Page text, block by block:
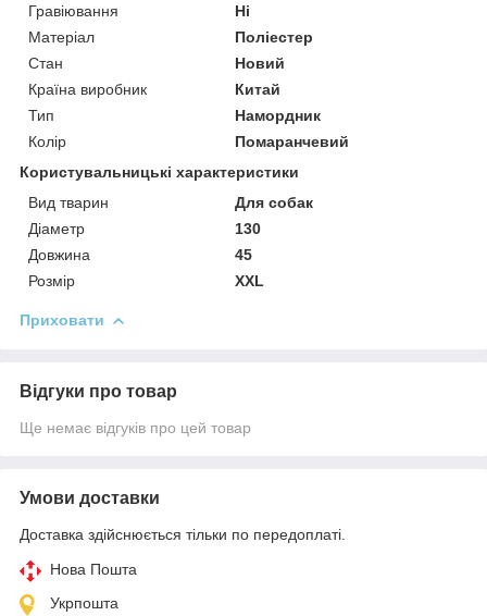
Гравіювання
Ні
Матеріал
Поліестер
Стан
Новий
Країна виробник
Китай
Тип
Намордник
Колір
Помаранчевий
Користувальницькі характеристики
Вид тварин
Для собак
Діаметр
130
Довжина
45
Розмір
XXL
Приховати
Відгуки про товар
Ще немає відгуків про цей товар
Умови доставки
Доставка здійснюється тільки по передоплаті.
Нова Пошта
Укрпошта